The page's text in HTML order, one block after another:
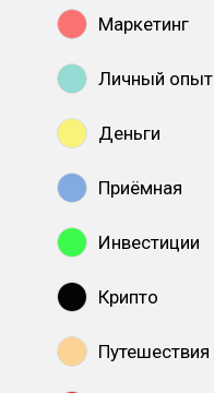
Маркетинг
Личный опыт
Деньги
Приёмная
Инвестиции
Крипто
Путешествия